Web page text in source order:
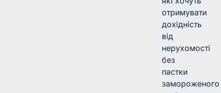
отримувати
дохідність
від
нерухомості
без
пастки
замороженого